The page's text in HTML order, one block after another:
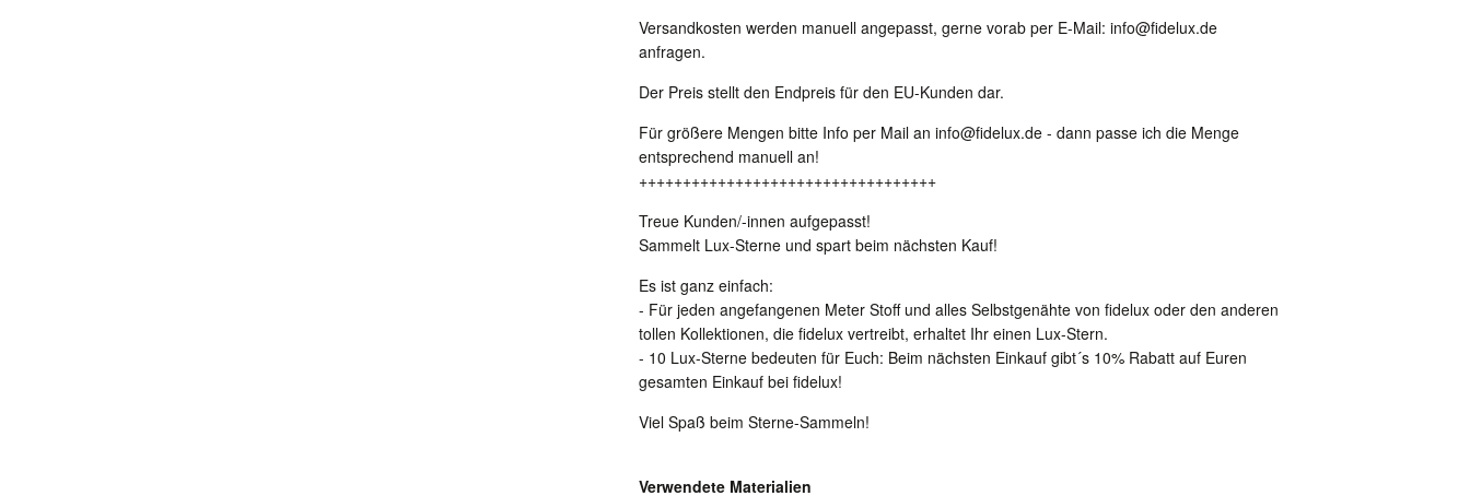
Versandkosten werden manuell angepasst, gerne vorab per E-Mail: info@fidelux.de
anfragen.
Der Preis stellt den Endpreis für den EU-Kunden dar.
Für größere Mengen bitte Info per Mail an info@fidelux.de - dann passe ich die Menge
entsprechend manuell an!
++++++++++++++++++++++++++++++++++
Treue Kunden/-innen aufgepasst!
Sammelt Lux-Sterne und spart beim nächsten Kauf!
Es ist ganz einfach:
- Für jeden angefangenen Meter Stoff und alles Selbstgenähte von fidelux oder den anderen
tollen Kollektionen, die fidelux vertreibt, erhaltet Ihr einen Lux-Stern.
- 10 Lux-Sterne bedeuten für Euch: Beim nächsten Einkauf gibt´s 10% Rabatt auf Euren
gesamten Einkauf bei fidelux!
Viel Spaß beim Sterne-Sammeln!
Verwendete Materialien